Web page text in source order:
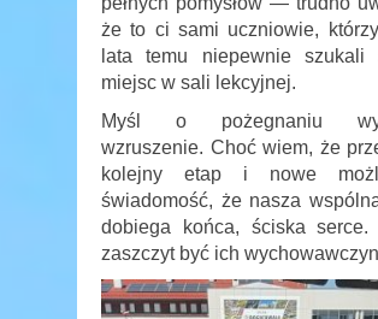
że to ci sami uczniowie,
lata temu niepewnie szukali
miejsc w sali lekcyjnej.
Myśl o pożegnaniu
wzruszenie. Choć wiem, że
kolejny etap i nowe
świadomość, że nasza
dobiega końca, ściska serce.
zaszczyt być ich